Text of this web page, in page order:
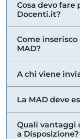
Cosa devo fare
Docenti.it?
Come inserisco
MAD?
A chi viene
La MAD deve
Quali vantaggi
a Disposizione?